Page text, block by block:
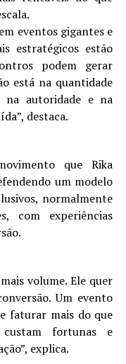
eventos gigantes e
estratégicos estão
podem gerar
está na quantidade
na autoridade e na
destaca.
que Rika
um modelo
normalmente
com experiências
volume. Ele quer
Um evento
faturar mais do que
fortunas e
explica.